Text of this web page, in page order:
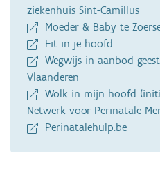
problemen
tijdens
perinatale
periode
ziekenhuis Sint-Camillus
Moeder & Baby te
Fit in je hoofd
Wegwijs in aanbod
Vlaanderen
Wolk in mijn hoofd
Netwerk voor Perinatale
Perinatalehulp.be